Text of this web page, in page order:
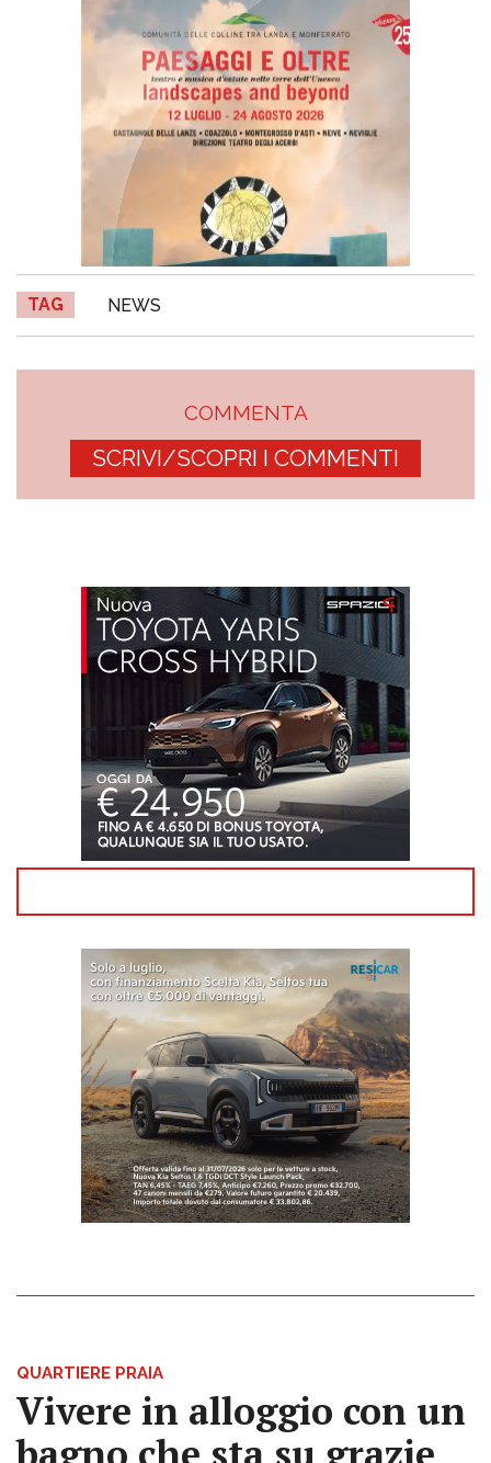
TAG NEWS
COMMENTA
SCRIVI/SCOPRI I COMMENTI
QUARTIERE PRAIA
Vivere in alloggio con un